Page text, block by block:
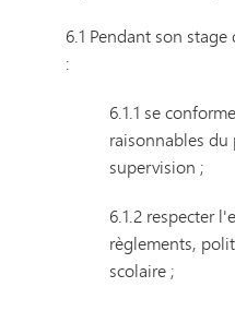
6.1 Pendant son
:
6.1.1 se
raisonnables
supervision ;
6.1.2 respecter
règlements,
scolaire ;